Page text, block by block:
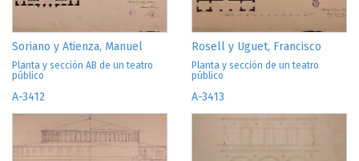
Soriano y Atienza, Manuel
Planta y sección AB de un teatro
público
Rosell y Uguet, Francisco
Planta y sección de un teatro
público
A-3412 A-3413